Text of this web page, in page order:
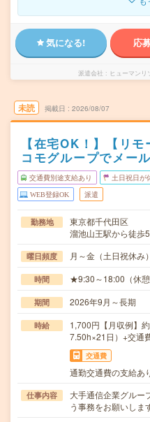
気になる! 応
派遣会社 ヒューマン
未読 掲載日 2026/08/07
【在宅OK！】【リ
コモグループでメー
交通費別途支給あり 土日祝日が
WEB登録OK 派遣
勤務地
東京都千代田区
溜池山王駅から徒歩
曜日頻度 月～金（土日祝休み）
時間 ★9:30～18:00（休憩
期間 2026年9月～長期
時給
1,700円【月収例】
7.50h×21日）+交通
交通費
通勤交通費の支給あ
仕事内容
大手通信企業グルー
う事務をお願いし